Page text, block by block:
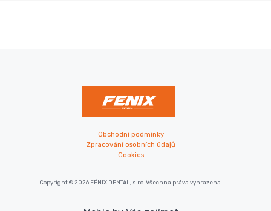
Obchodní podmínky
Zpracování osobních údajů
Cookies
Copyright © 2026 FÉNIX DENTAL, s.r.o. Všechna práva vyhrazena.